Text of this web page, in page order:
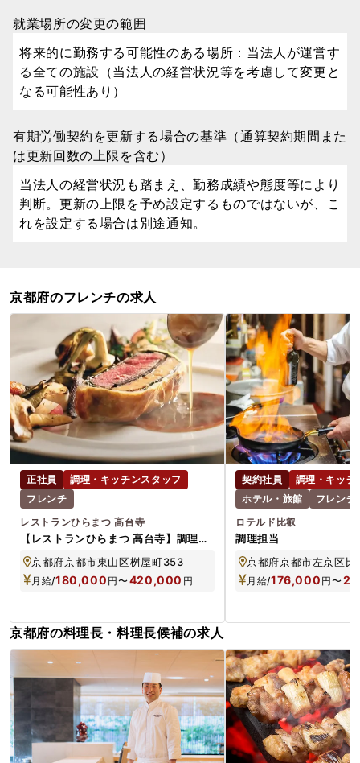
就業場所の変更の範囲
将来的に勤務する可能性のある場所：当法人が運営す
る全ての施設（当法人の経営状況等を考慮して変更と
なる可能性あり）
有期労働契約を更新する場合の基準（通算契約期間また
は更新回数の上限を含む）
当法人の経営状況も踏まえ、勤務成績や態度等により
判断。更新の上限を予め設定するものではないが、こ
れを設定する場合は別途通知。
京都府のフレンチの求人
正社員
調理・キッチンスタッフ
フレンチ
レストランひらまつ 高台寺
【レストランひらまつ 高台寺】調理ス
タッフ フレンチ *選考にて役職は決
定
京都府京都市東山区桝屋町353
月給/180,000 円〜420,000 円
契約社員
調理・キッチ
ホテル・旅館
フレンチ
ロテルド比叡
調理担当
京都府京都市左京区比
月給/176,000 円〜
京都府の料理長・料理長候補の求人